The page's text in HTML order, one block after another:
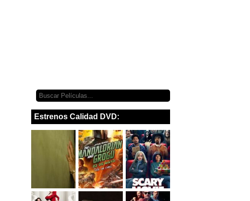
Estrenos Calidad DVD: